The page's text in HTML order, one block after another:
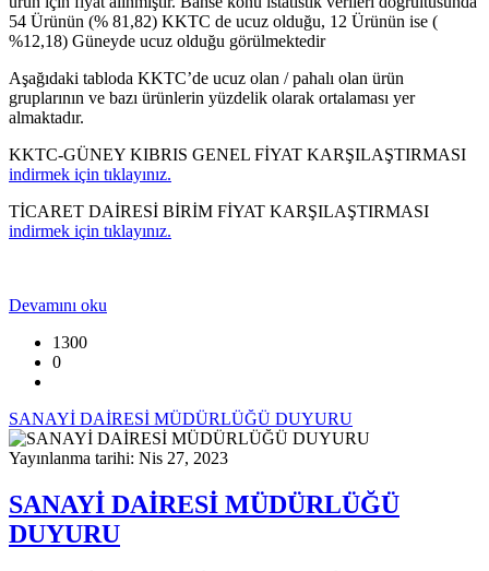
54 Ürünün (% 81,82) KKTC de ucuz olduğu, 12 Ürünün ise (
%12,18) Güneyde ucuz olduğu görülmektedir
Aşağıdaki tabloda KKTC’de ucuz olan / pahalı olan ürün
gruplarının ve bazı ürünlerin yüzdelik olarak ortalaması yer
almaktadır.
KKTC-GÜNEY KIBRIS GENEL FİYAT KARŞILAŞTIRMASI
indirmek için tıklayınız.
TİCARET DAİRESİ BİRİM FİYAT KARŞILAŞTIRMASI
indirmek için tıklayınız.
Devamını oku
1300
0
SANAYİ DAİRESİ MÜDÜRLÜĞÜ DUYURU
Yayınlanma tarihi: Nis 27, 2023
SANAYİ DAİRESİ MÜDÜRLÜĞÜ
DUYURU